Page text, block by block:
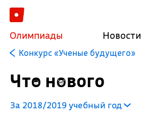
Олимпиады Новости
Конкурс «Ученые будущего»
Что нового
За 2018/2019 учебный год